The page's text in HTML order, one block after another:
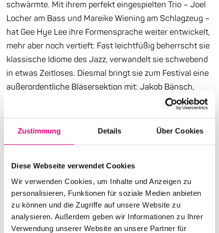
Zustimmung Details Über Cookies
Diese Webseite verwendet Cookies
Wir verwenden Cookies, um Inhalte und Anzeigen zu
personalisieren, Funktionen für soziale Medien anbieten
zu können und die Zugriffe auf unsere Website zu
analysieren. Außerdem geben wir Informationen zu Ihrer
Verwendung unserer Website an unsere Partner für
schwärmte. Mit ihrem perfekt eingespielten Trio – Joel
Locher am Bass und Mareike Wiening am Schlagzeug –
hat Gee Hye Lee ihre Formensprache weiter entwickelt,
mehr aber noch vertieft: Fast leichtfüßig beherrscht sie
klassische Idiome des Jazz, verwandelt sie schwebend
in etwas Zeitloses. Diesmal bringt sie zum Festival eine
außerordentliche Bläsersektion mit: Jakob Bänsch,
gerade mal 22, wurde für sein Debüt „Opening“ mit dem
einen New Yorker Kritiker zu Vergleichen mit dem
jungen Wynton Marsalis angeregt. Nicht minder
seinem „wunderbar weichen Sound“, „seiner
intelligenten Phrasierung“ und „magistralen
Gelassenheit“ ließ sich die Süddeutsche Zeitung
verführen. Für alle fünf trifft zu, was Gee Hye Lee mal
über sich sagte: „Musik ist mein Leben.“